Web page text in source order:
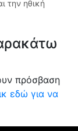
την ηθική
πρόσβαση
εδώ για να